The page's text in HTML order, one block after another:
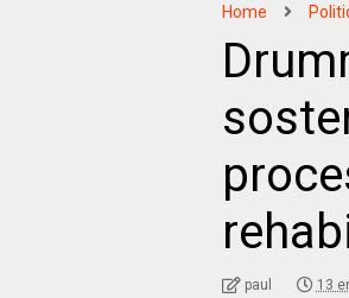
Home
paul 13